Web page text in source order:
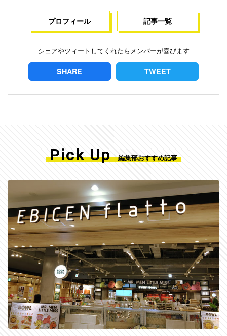
プロフィール 記事一覧
シェアやツィートしてくれたらメンバーが喜びます
SHARE TWEET
Pick Up 編集部おすすめ記事